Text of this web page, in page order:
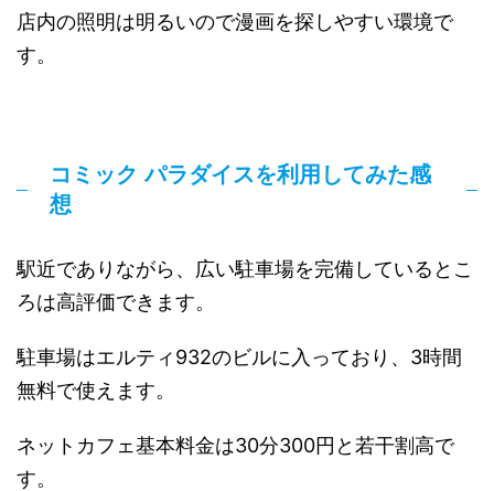
店内の照明は明るいので漫画を探しやすい環境で
す。
コミック パラダイスを利用してみた感
想
駅近でありながら、広い駐車場を完備しているとこ
ろは高評価できます。
駐車場はエルティ932のビルに入っており、3時間
無料で使えます。
ネットカフェ基本料金は30分300円と若干割高で
す。